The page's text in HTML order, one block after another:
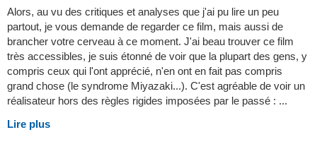
Alors, au vu des critiques et analyses que j'ai pu lire un peu
partout, je vous demande de regarder ce film, mais aussi de
brancher votre cerveau à ce moment. J'ai beau trouver ce film
très accessibles, je suis étonné de voir que la plupart des gens, y
compris ceux qui l'ont apprécié, n'en ont en fait pas compris
grand chose (le syndrome Miyazaki...). C'est agréable de voir un
réalisateur hors des règles rigides imposées par le passé : ...
Lire plus